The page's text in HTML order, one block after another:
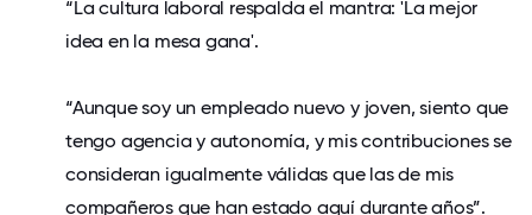
“La cultura laboral respalda el mantra: 'La mejor
idea en la mesa gana'.
“Aunque soy un empleado nuevo y joven, siento que
tengo agencia y autonomía, y mis contribuciones se
consideran igualmente válidas que las de mis
compañeros que han estado aquí durante años”.